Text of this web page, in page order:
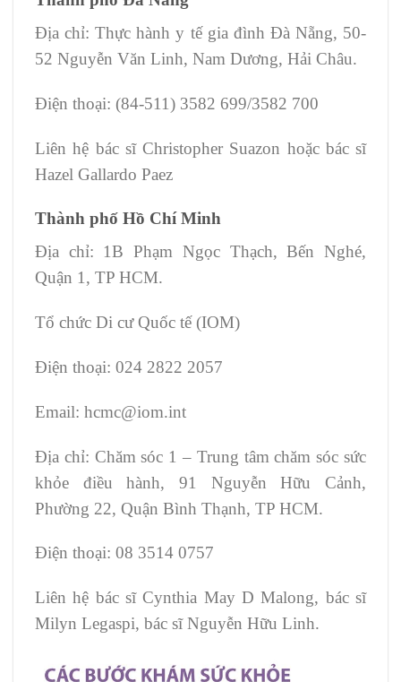
Địa chỉ: Thực hành y tế gia đình Đà Nẵng, 50-
52 Nguyễn Văn Linh, Nam Dương, Hải Châu.
Điện thoại: (84-511) 3582 699/3582 700
Liên hệ bác sĩ Christopher Suazon hoặc bác sĩ
Hazel Gallardo Paez
Thành phố Hồ Chí Minh
Địa chỉ: 1B Phạm Ngọc Thạch, Bến Nghé,
Quận 1, TP HCM.
Tổ chức Di cư Quốc tế (IOM)
Điện thoại: 024 2822 2057
Email: hcmc@iom.int
Địa chỉ: Chăm sóc 1 – Trung tâm chăm sóc sức
khỏe điều hành, 91 Nguyễn Hữu Cảnh,
Phường 22, Quận Bình Thạnh, TP HCM.
Điện thoại: 08 3514 0757
Liên hệ bác sĩ Cynthia May D Malong, bác sĩ
Milyn Legaspi, bác sĩ Nguyễn Hữu Linh.